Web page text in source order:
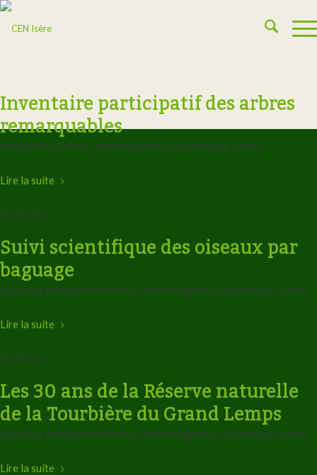
Inventaire participatif des arbres
remarquables
NEWSLETTER 2024 06, RÉSERVE NATURELLE DU GRAND-LEMPS
Lire la suite
18 JUIN 2024
Suivi scientifique des oiseaux par
baguage
ARTICLES, NEWSLETTER 2024 06, RÉSERVE NATURELLE DU GRAND-LEMPS
Lire la suite
18 JUIN 2024
Les 30 ans de la Réserve naturelle
de la Tourbière du Grand Lemps
ARTICLES, NEWSLETTER 2024 06, RÉSERVE NATURELLE DU GRAND-LEMPS
Lire la suite